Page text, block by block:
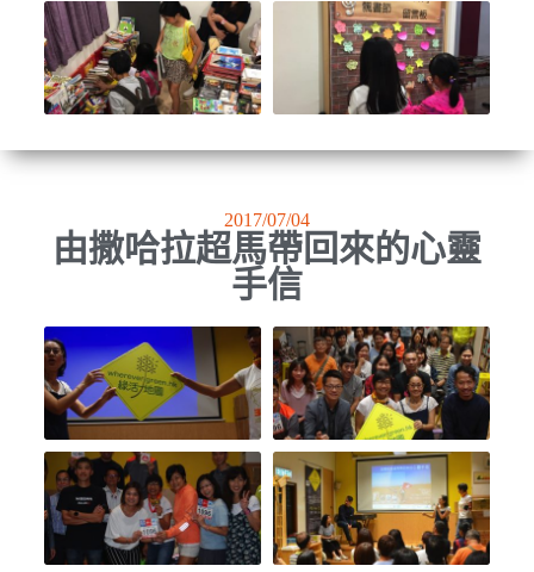
2017/07/04
由撒哈拉超馬帶回來的心靈
手信